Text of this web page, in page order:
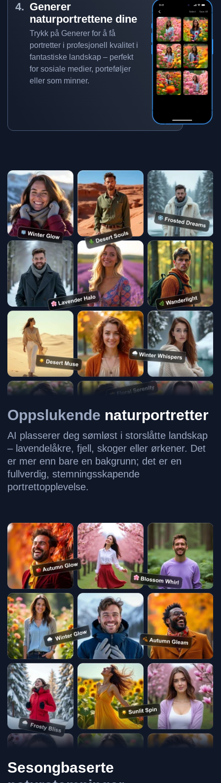
Generer
naturportrettene dine
Trykk på Generer for å få
portretter i profesjonell kvalitet i
fantastiske landskap – perfekt
for sosiale medier, porteføljer
eller som minner.
Oppslukende naturportretter
AI plasserer deg sømløst i storslåtte landskap
– lavendelåkre, fjell, skoger eller ørkener. Det
er mer enn bare en bakgrunn; det er en
fullverdig, stemningsskapende
portrettopplevelse.
Sesongbaserte